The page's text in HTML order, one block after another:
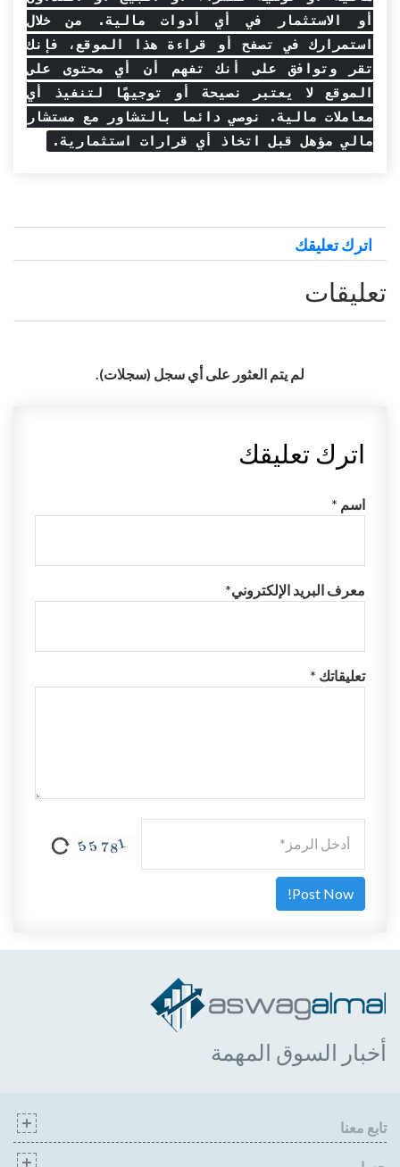
أو الاستثمار في أي أدوات مالية. من خلال
استمرارك في تصفح أو قراءة هذا الموقع، فإنك
تقر وتوافق على أنك تفهم أن أي محتوى على
الموقع لا يعتبر نصيحة أو توجيهًا لتنفيذ أي
معاملات مالية. نوصي دائما بالتشاور مع مستشار
مالي مؤهل قبل اتخاذ أي قرارات استثمارية.
اترك تعليقك
تعليقات
لم يتم العثور على أي سجل (سجلات).
اترك تعليقك
اسم *
معرف البريد الإلكتروني*
تعليقاتك *
أخبار السوق المهمة
تابع معنا